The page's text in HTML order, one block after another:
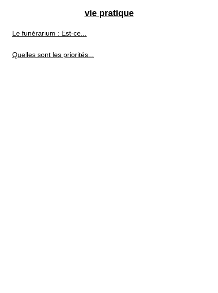
vie pratique
Le funérarium : Est-ce...
Quelles sont les priorités...